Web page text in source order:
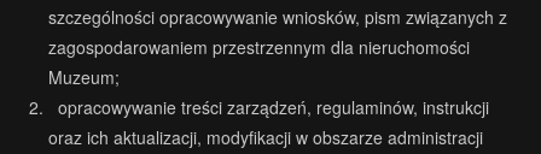
szczególności opracowywanie wniosków, pism związanych z
zagospodarowaniem przestrzennym dla nieruchomości
Muzeum;
opracowywanie treści zarządzeń, regulaminów, instrukcji
oraz ich aktualizacji, modyfikacji w obszarze administracji